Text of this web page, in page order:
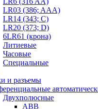
LR03 (386; AAA)
LR14 (343; C)
LR20 (373; D)
6LR61 (крона)
Литиевые
Часовые
Специальные
и разъемы
Двухполюсные
ABB